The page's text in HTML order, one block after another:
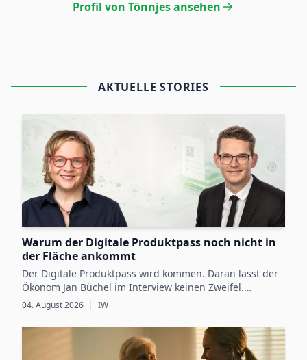
Profil von Tönnjes ansehen
AKTUELLE STORIES
Warum der Digitale Produktpass noch nicht in
der Fläche ankommt
Der Digitale Produktpass wird kommen. Daran lässt der
Ökonom Jan Büchel im Interview keinen Zweifel.
Dennoch besteht zwischen den regulatorischen
Vorgaben, die ab 2027 schrittweise für einzelne
Produktgruppen verbindlich werden, und der
betrieblichen Vorbereitung darauf weiterhin eine Lücke.
04. August 2026 | IW